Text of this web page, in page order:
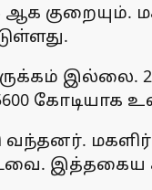
ஆக
இல்லை.
கோடியாக
வந்தனர்.
இத்தகைய